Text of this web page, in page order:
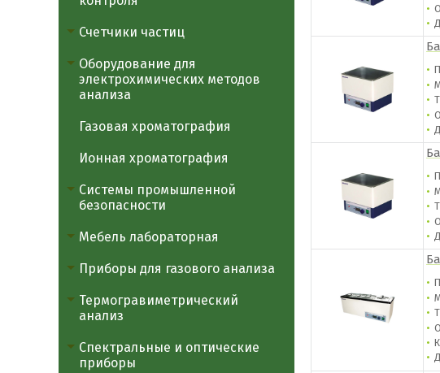
Счетчики частиц
Оборудование для
электрохимических методов
анализа
Газовая хроматография
Ионная хроматография
Системы промышленной
безопасности
Мебель лабораторная
Приборы для газового анализа
Термогравиметрический
анализ
Спектральные и оптические
приборы